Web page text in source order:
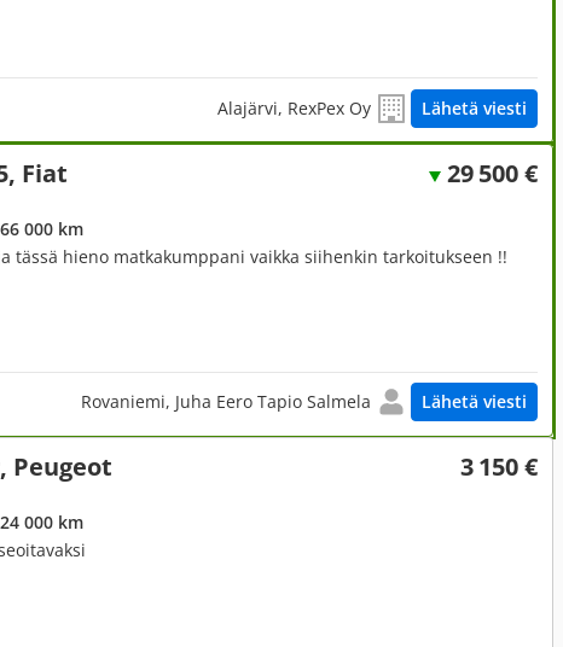
Alajärvi, RexPex Oy Lähetä viesti
Fiat 29 500 €
000 km
tässä hieno matkakumppani vaikka siihenkin tarkoitukseen !!
Rovaniemi, Juha Eero Tapio Salmela Lähetä viesti
Peugeot 3 150 €
000 km